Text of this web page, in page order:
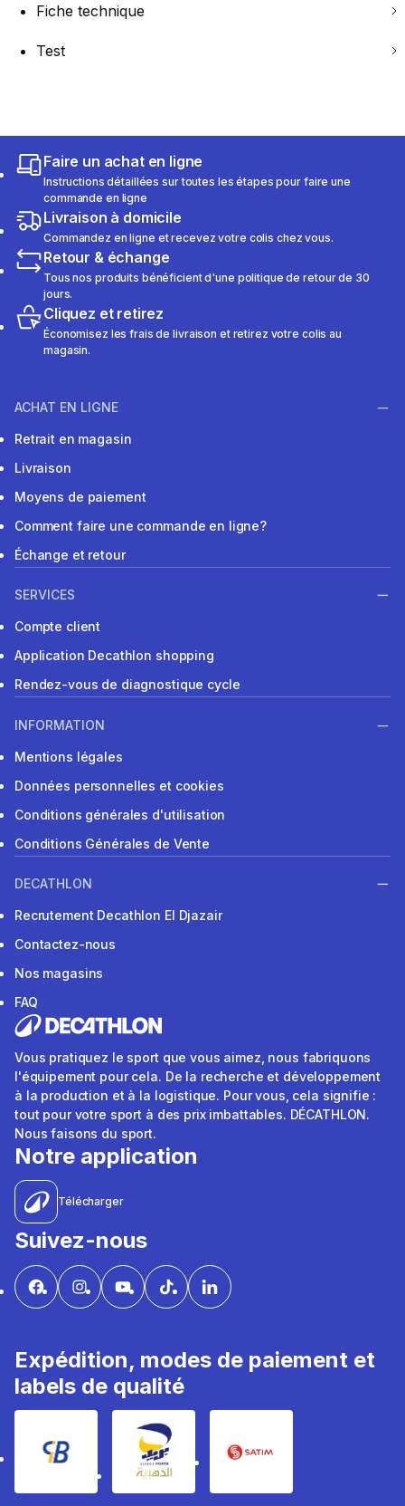
Fiche technique
Test
Faire un achat en ligne
Instructions détaillées sur toutes les étapes pour faire une
commande en ligne
Livraison à domicile
Commandez en ligne et recevez votre colis chez vous.
Retour & échange
Tous nos produits bénéficient d'une politique de retour de 30
jours.
Cliquez et retirez
Économisez les frais de livraison et retirez votre colis au
magasin.
ACHAT EN LIGNE
Retrait en magasin
Livraison
Moyens de paiement
Comment faire une commande en ligne?
Échange et retour
SERVICES
Compte client
Application Decathlon shopping
Rendez-vous de diagnostique cycle
INFORMATION
Mentions légales
Données personnelles et cookies
Conditions générales d'utilisation
Conditions Générales de Vente
DECATHLON
Recrutement Decathlon El Djazair
Contactez-nous
Nos magasins
FAQ
Vous pratiquez le sport que vous aimez, nous fabriquons
l'équipement pour cela. De la recherche et développement
à la production et à la logistique. Pour vous, cela signifie :
tout pour votre sport à des prix imbattables. DÉCATHLON.
Nous faisons du sport.
Notre application
Télécharger
Suivez-nous
Expédition, modes de paiement et
labels de qualité